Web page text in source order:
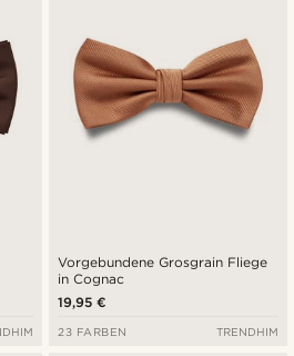
Vorgebundene Grosgrain Fliege
in Cognac
19,95 €
23 FARBEN TRENDHIM